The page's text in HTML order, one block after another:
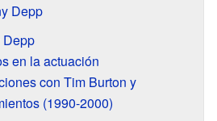
Depp
Depp
en la actuación
con Tim Burton y
(1990-2000)